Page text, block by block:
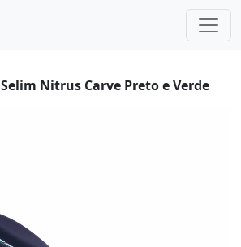
Selim Nitrus Carve Preto e Verde